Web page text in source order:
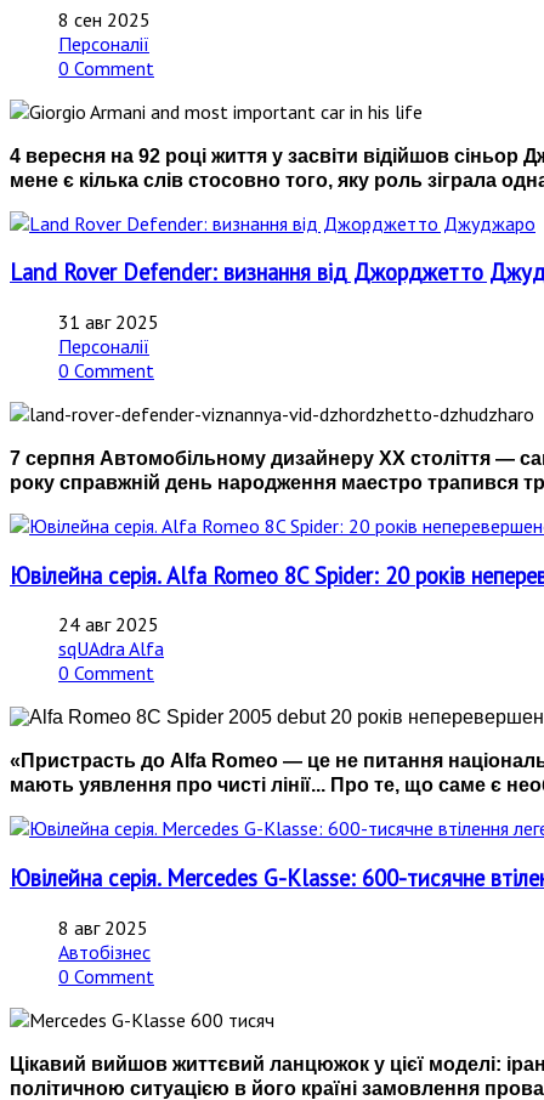
8 сен 2025
Персоналії
0 Comment
4 вересня на 92 році життя у засвіти відійшов
мене є кілька слів стосовно того, яку роль зіграла
Land Rover Defender: визнання від Джорджетто
31 авг 2025
Персоналії
0 Comment
7 серпня Автомобільному дизайнеру ХХ століття —
року справжній день народження маестро трапився
Ювілейна серія. Alfa Romeo 8C Spider: 20 років
24 авг 2025
sqUAdra Alfa
0 Comment
«Пристрасть до Alfa Romeo — це не питання
мають уявлення про чисті лінії... Про те, що саме є
Ювілейна серія. Mercedes G-Klasse: 600-тисячне
8 авг 2025
Автобізнес
0 Comment
Цікавий вийшов життєвий ланцюжок у цієї моделі:
політичною ситуацією в його країні замовлення